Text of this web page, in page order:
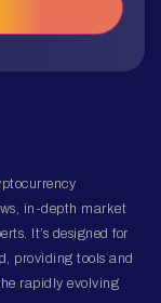
in-depth market
It’s designed for
providing tools and
rapidly evolving